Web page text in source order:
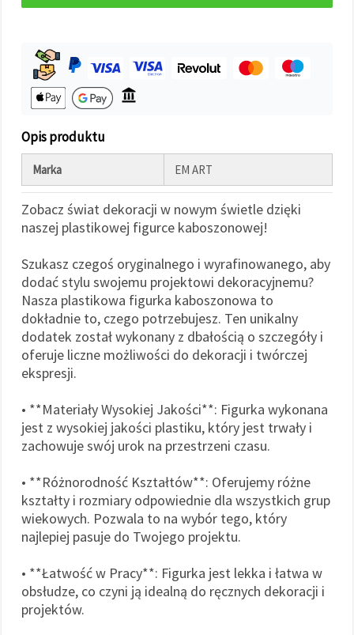
przycisk
Akceptuj
wszystkie
Ustawienia
Opis produktu
Marka EM ART
Zobacz świat dekoracji w nowym świetle dzięki
naszej plastikowej figurce kaboszonowej!
Szukasz czegoś oryginalnego i wyrafinowanego, aby
dodać stylu swojemu projektowi dekoracyjnemu?
Nasza plastikowa figurka kaboszonowa to
dokładnie to, czego potrzebujesz. Ten unikalny
dodatek został wykonany z dbałością o szczegóły i
oferuje liczne możliwości do dekoracji i twórczej
ekspresji.
• **Materiały Wysokiej Jakości**: Figurka wykonana
jest z wysokiej jakości plastiku, który jest trwały i
zachowuje swój urok na przestrzeni czasu.
• **Różnorodność Kształtów**: Oferujemy różne
kształty i rozmiary odpowiednie dla wszystkich grup
wiekowych. Pozwala to na wybór tego, który
najlepiej pasuje do Twojego projektu.
• **Łatwość w Pracy**: Figurka jest lekka i łatwa w
obsłudze, co czyni ją idealną do ręcznych dekoracji i
projektów.